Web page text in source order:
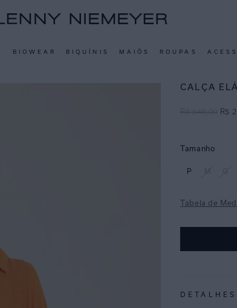
BIOWEAR BIQUÍNIS MAIÔS ROUPAS
CALÇA
R$ 648,00 R$
Tamanho
P
Tabela de